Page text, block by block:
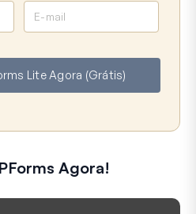
a
l
Lite Agora (Grátis)
Agora!